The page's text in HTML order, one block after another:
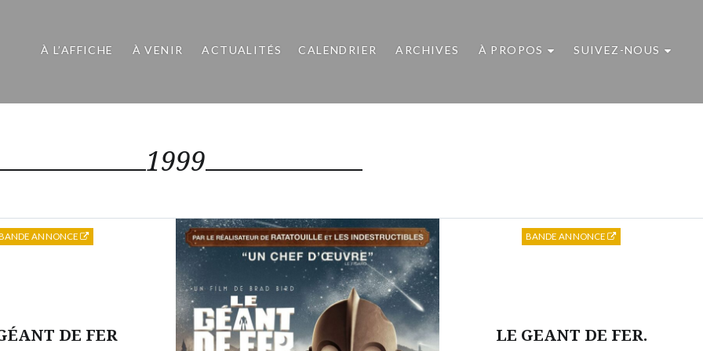
À L’AFFICHE À VENIR ACTUALITÉS CALENDRIER ARCHIVES À PROPOS SUIVEZ-NOUS
1999
DE FER
ANNONCE
LE GEANT DE FER.
BANDE ANNONCE